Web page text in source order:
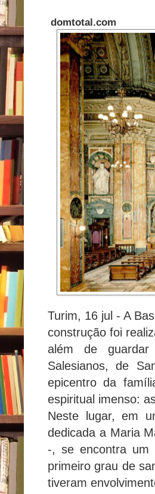
domtotal.com
Turim, 16 jul - A
construção foi
além de
Salesianos, de
epicentro da
espiritual imenso:
Neste lugar, em
dedicada a Maria
-, se encontra um
primeiro grau de
tiveram